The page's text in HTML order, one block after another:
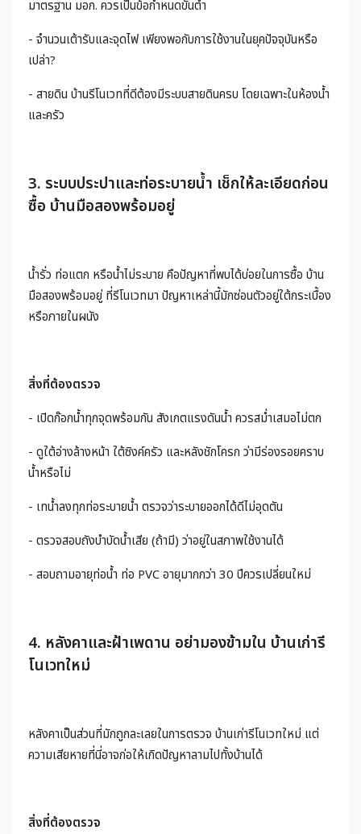
มาตรฐาน มอก. ควรเป็นข้อกำหนดขั้นต่ำ
- จำนวนเต้ารับและจุดไฟ เพียงพอกับการใช้งานในยุคปัจจุบันหรือ
เปล่า?
- สายดิน บ้านรีโนเวทที่ดีต้องมีระบบสายดินครบ โดยเฉพาะในห้องน้ำ
และครัว
3. ระบบประปาและท่อระบายน้ำ เช็กให้ละเอียดก่อน
ซื้อ บ้านมือสองพร้อมอยู่
น้ำรั่ว ท่อแตก หรือน้ำไม่ระบาย คือปัญหาที่พบได้บ่อยในการซื้อ บ้าน
มือสองพร้อมอยู่ ที่รีโนเวทมา ปัญหาเหล่านี้มักซ่อนตัวอยู่ใต้กระเบื้อง
หรือภายในผนัง
สิ่งที่ต้องตรวจ
- เปิดก๊อกน้ำทุกจุดพร้อมกัน สังเกตแรงดันน้ำ ควรสม่ำเสมอไม่ตก
- ดูใต้อ่างล้างหน้า ใต้ซิงค์ครัว และหลังชักโครก ว่ามีร่องรอยคราบ
น้ำหรือไม่
- เทน้ำลงทุกท่อระบายน้ำ ตรวจว่าระบายออกได้ดีไม่อุดตัน
- ตรวจสอบถังบำบัดน้ำเสีย (ถ้ามี) ว่าอยู่ในสภาพใช้งานได้
- สอบถามอายุท่อน้ำ ท่อ PVC อายุมากกว่า 30 ปีควรเปลี่ยนใหม่
4. หลังคาและฝ้าเพดาน อย่ามองข้ามใน บ้านเก่ารี
โนเวทใหม่
หลังคาเป็นส่วนที่มักถูกละเลยในการตรวจ บ้านเก่ารีโนเวทใหม่ แต่
ความเสียหายที่นี่อาจก่อให้เกิดปัญหาลามไปทั้งบ้านได้
สิ่งที่ต้องตรวจ